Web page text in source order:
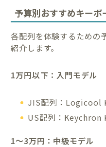
予算別おすすめキーボ
各配列を体験するための
紹介します。
1万円以下：入門モデル
JIS配列：Logicool
US配列：Keychron
1〜3万円：中級モデル